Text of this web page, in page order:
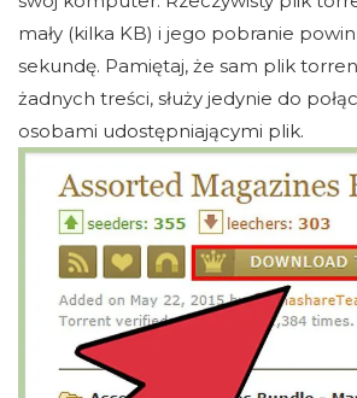
mały (kilka KB) i jego pobranie
sekundę. Pamiętaj, że sam plik
żadnych treści, służy jedynie do
osobami udostępniającymi plik.